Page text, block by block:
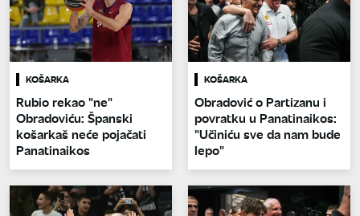
KOŠARKA
Rubio rekao "ne"
Obradoviću: Španski
košarkaš neće pojačati
Panatinaikos
KOŠARKA
Obradović o Partizanu i
povratku u Panatinaikos:
"Učiniću sve da nam bude
lepo"